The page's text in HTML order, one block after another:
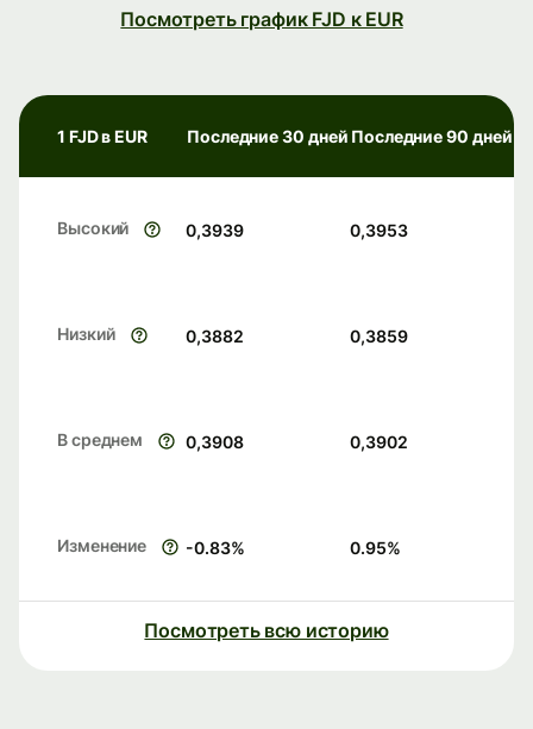
Посмотреть график FJD к EUR
1 FJD в EUR Последние 30 дней Последние 90 дней
Высокий 0,3939 0,3953
Низкий 0,3882 0,3859
В среднем 0,3908 0,3902
Изменение -0.83% 0.95%
Посмотреть всю историю